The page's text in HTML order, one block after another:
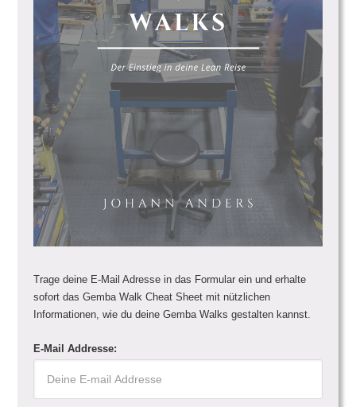
Trage deine E-Mail Adresse in das Formular ein und erhalte
sofort das Gemba Walk Cheat Sheet mit nützlichen
Informationen, wie du deine Gemba Walks gestalten kannst.
E-Mail Addresse: